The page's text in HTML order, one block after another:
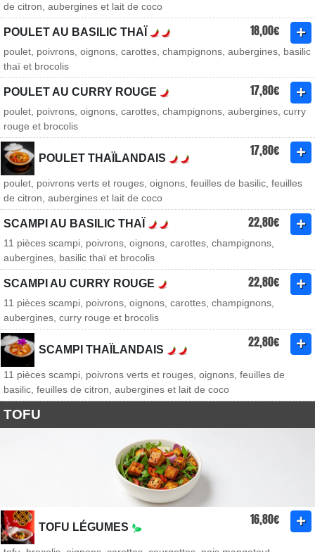
de citron, aubergines et lait de coco
POULET AU BASILIC THAÏ 18,00€
poulet, poivrons, oignons, carottes, champignons, aubergines, basilic
thaï et brocolis
POULET AU CURRY ROUGE 17,80€
poulet, poivrons, oignons, carottes, champignons, aubergines, curry
rouge et brocolis
POULET THAÏLANDAIS 17,80€
poulet, poivrons verts et rouges, oignons, feuilles de basilic, feuilles
de citron, aubergines et lait de coco
SCAMPI AU BASILIC THAÏ 22,80€
11 pièces scampi, poivrons, oignons, carottes, champignons,
aubergines, basilic thaï et brocolis
SCAMPI AU CURRY ROUGE 22,80€
11 pièces scampi, poivrons, oignons, carottes, champignons,
aubergines, curry rouge et brocolis
SCAMPI THAÏLANDAIS 22,80€
11 pièces scampi, poivrons verts et rouges, oignons, feuilles de
basilic, feuilles de citron, aubergines et lait de coco
TOFU
TOFU LÉGUMES 16,80€